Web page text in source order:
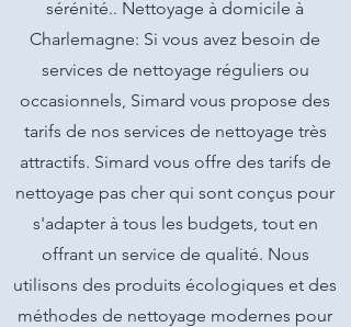
sérénité.. Nettoyage à domicile à
Charlemagne: Si vous avez besoin de
services de nettoyage réguliers ou
occasionnels, Simard vous propose des
tarifs de nos services de nettoyage très
attractifs. Simard vous offre des tarifs de
nettoyage pas cher qui sont conçus pour
s'adapter à tous les budgets, tout en
offrant un service de qualité. Nous
utilisons des produits écologiques et des
méthodes de nettoyage modernes pour